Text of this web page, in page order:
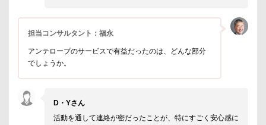
担当コンサルタント：福永
アンテロープのサービスで有益だったのは、どんな部分
でしょうか。
D・Yさん
活動を通して連絡が密だったことが、特にすごく安心感に